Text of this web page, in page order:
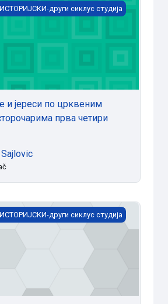
јереси по црквеним писцима и
други сиклус студија
и јереси по црквеним
прва четири
Римокатоличке цркве послије
други сиклус студија